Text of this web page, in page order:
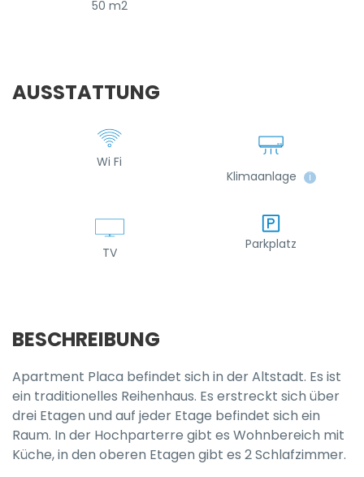
50 m2
AUSSTATTUNG
Wi Fi
Klimaanlage
ℹ
TV
Parkplatz
BESCHREIBUNG
Apartment Placa befindet sich in der Altstadt. Es ist
ein traditionelles Reihenhaus. Es erstreckt sich über
drei Etagen und auf jeder Etage befindet sich ein
Raum. In der Hochparterre gibt es Wohnbereich mit
Küche, in den oberen Etagen gibt es 2 Schlafzimmer.